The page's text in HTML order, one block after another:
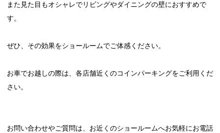
また見た目もオシャレでリビングやダイニングの壁におすすめで
す。
ぜひ、その効果をショールームでご体感ください。
お車でお越しの際は、各店舗近くのコインパーキングをご利用くだ
さい。
お問い合わせやご質問は、お近くのショールームへお気軽にお電話